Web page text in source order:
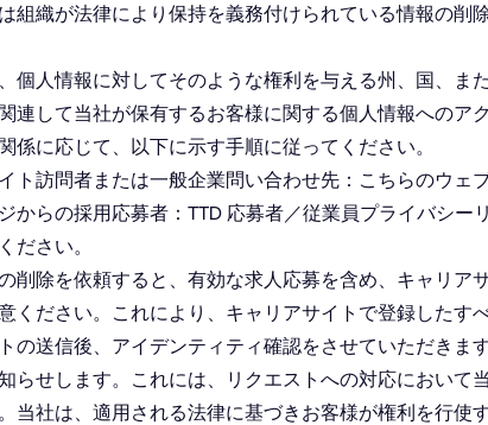
組織が法律により保持を義務付けられている情報の削
個人情報に対してそのような権利を与える州、国、ま
連して当社が保有するお客様に関する個人情報へのア
係に応じて、以下に示す手順に従ってください。
ト訪問者または一般企業問い合わせ先：こちらのウェ
からの採用応募者：TTD 応募者／従業員プライバシー
ださい。
削除を依頼すると、有効な求人応募を含め、キャリア
ください。これにより、キャリアサイトで登録したす
の送信後、アイデンティティ確認をさせていただきま
らせします。これには、リクエストへの対応において
当社は、適用される法律に基づきお客様が権利を行使